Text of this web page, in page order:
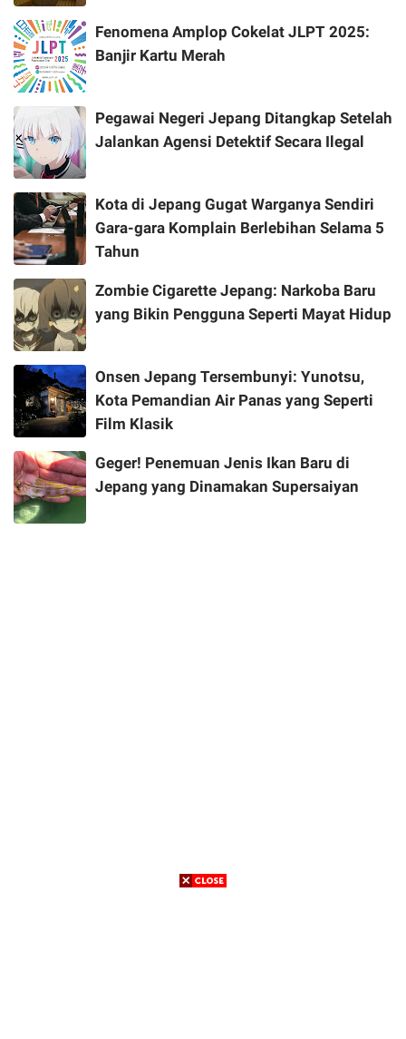
Fenomena Amplop Cokelat JLPT 2025:
Banjir Kartu Merah
Pegawai Negeri Jepang Ditangkap Setelah
Jalankan Agensi Detektif Secara Ilegal
Kota di Jepang Gugat Warganya Sendiri
Gara-gara Komplain Berlebihan Selama 5
Tahun
Zombie Cigarette Jepang: Narkoba Baru
yang Bikin Pengguna Seperti Mayat Hidup
Onsen Jepang Tersembunyi: Yunotsu,
Kota Pemandian Air Panas yang Seperti
Film Klasik
Geger! Penemuan Jenis Ikan Baru di
Jepang yang Dinamakan Supersaiyan